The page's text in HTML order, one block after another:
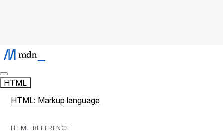
HTML
HTML: Markup language
HTML REFERENCE